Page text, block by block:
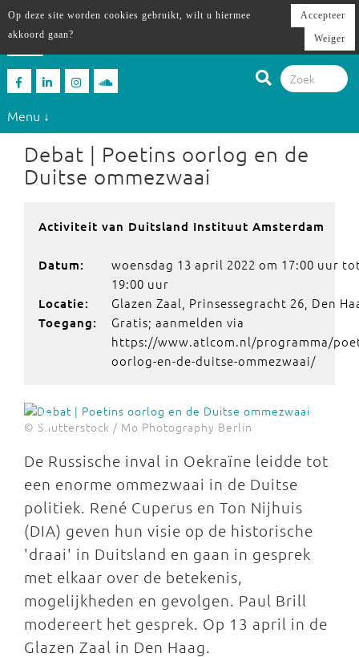
Menu ↓
Debat | Poetins oorlog en de
Duitse ommezwaai
Activiteit van Duitsland Instituut Amsterdam
Datum:
woensdag 13 april 2022 om 17:00 uur
19:00 uur
Locatie: Glazen Zaal, Prinsessegracht 26, Den
Toegang:
Gratis; aanmelden via
https://www.atlcom.nl/programma/
oorlog-en-de-duitse-ommezwaai/
© Shutterstock / Mo Photography Berlin
De Russische inval in Oekraïne leidde tot
een enorme ommezwaai in de Duitse
politiek. René Cuperus en Ton Nijhuis
(DIA) geven hun visie op de historische
'draai' in Duitsland en gaan in gesprek
met elkaar over de betekenis,
mogelijkheden en gevolgen. Paul Brill
modereert het gesprek. Op 13 april in de
Glazen Zaal in Den Haag.
Op deze site worden cookies gebruikt, wilt u hiermee
akkoord gaan?
Accepteer
Weiger